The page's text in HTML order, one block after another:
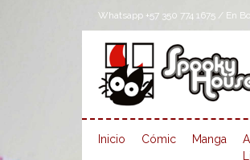
Whatsapp +57 350 774 1675 / En
Inicio Cómic Manga